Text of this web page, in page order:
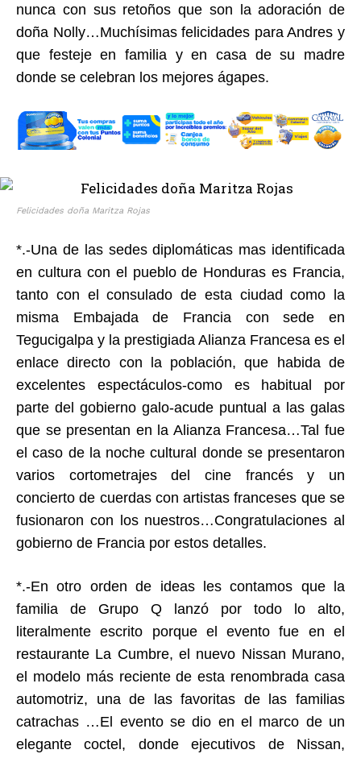
nunca con sus retoños que son la adoración de
doña Nolly…Muchísimas felicidades para Andres y
que festeje en familia y en casa de su madre
donde se celebran los mejores ágapes.
Felicidades doña Maritza Rojas
*.-Una de las sedes diplomáticas mas identificada
en cultura con el pueblo de Honduras es Francia,
tanto con el consulado de esta ciudad como la
misma Embajada de Francia con sede en
Tegucigalpa y la prestigiada Alianza Francesa es el
enlace directo con la población, que habida de
excelentes espectáculos-como es habitual por
parte del gobierno galo-acude puntual a las galas
que se presentan en la Alianza Francesa…Tal fue
el caso de la noche cultural donde se presentaron
varios cortometrajes del cine francés y un
concierto de cuerdas con artistas franceses que se
fusionaron con los nuestros…Congratulaciones al
gobierno de Francia por estos detalles.
*.-En otro orden de ideas les contamos que la
familia de Grupo Q lanzó por todo lo alto,
literalmente escrito porque el evento fue en el
restaurante La Cumbre, el nuevo Nissan Murano,
el modelo más reciente de esta renombrada casa
automotriz, una de las favoritas de las familias
catrachas …El evento se dio en el marco de un
elegante coctel, donde ejecutivos de Nissan,